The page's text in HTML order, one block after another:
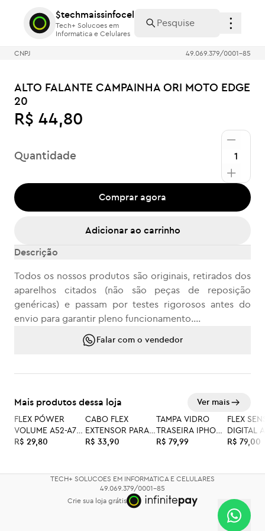
$techmaissinfocel
Tech+ Solucoes em
Informatica e Celulares
$techmaissinfocel
Tech+ Solucoes em
Informatica e Celulares
CNPJ 49.069.379/0001-85
ALTO FALANTE CAMPAINHA ORI MOTO EDGE
20
R$ 44,80
Quantidade
Comprar agora
Adicionar ao carrinho
Descrição
Todos os nossos produtos são originais, retirados dos
aparelhos citados (não são peças de reposição
genéricas) e passam por testes rigorosos antes do
envio para garantir pleno funcionamento.
As peças são muito bem embaladas, acompanhadas
embalagem é documentado com fotos e filmagens.
disposição.
Falar com o vendedor
Mais produtos dessa loja Ver mais
FLEX PÓWER
VOLUME A52-A72-
A525-A52S-S20FE
R$ 29,80
CABO FLEX
EXTENSOR PARA
A52 A526B
R$ 33,90
TAMPA VIDRO
TRASEIRA IPHONE
11 PRO
R$ 79,99
FLEX
DIGITAL
A307
R$ 79,00
TECH+ SOLUCOES EM INFORMATICA E CELULARES
49.069.379/0001-85
Crie sua loja grátis